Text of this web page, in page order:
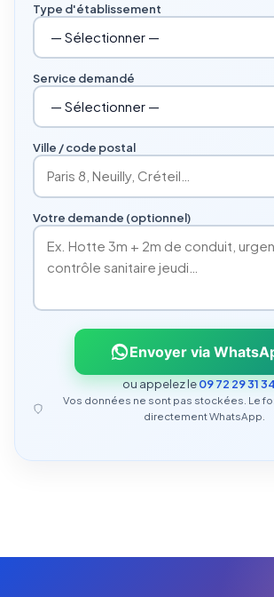
Type d'établissement
Service demandé
Ville / code postal
Votre demande (optionnel)
Envoyer via
ou appelez le09 72 29 31 34
Vos données ne sont pas stockées. Le
directement WhatsApp.